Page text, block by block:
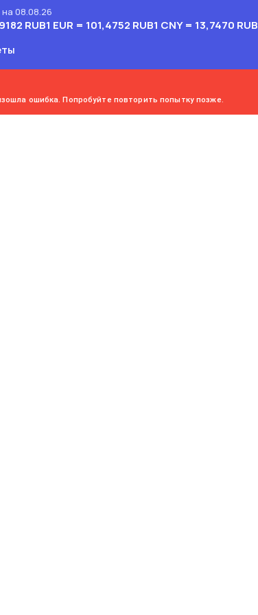
08.08.26
RUB1 EUR = 101,4752 RUB1 CNY = 13,7470 RUB
ошибка. Попробуйте повторить попытку позже.